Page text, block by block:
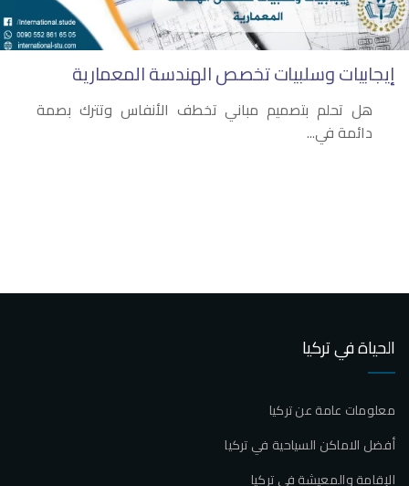
إيجابيات وسلبيات تخصص الهندسة المعمارية
هل تحلم بتصميم مباني تخطف الأنفاس وتترك بصمة
دائمة في...
الحياة في تركيا
معلومات عامة عن تركيا
أفضل الاماكن السياحية في تركيا
الإقامة والمعيشة في تركيا